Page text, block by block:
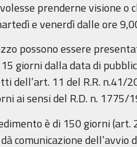
prenderne visione
e venerdì dalle ore
possono essere
giorni dalla data di
dell’art. 11 del R.R. n.41/
ai sensi del R.D. n. 1775/
è di 150 giorni (art.
comunicazione dell’avvio